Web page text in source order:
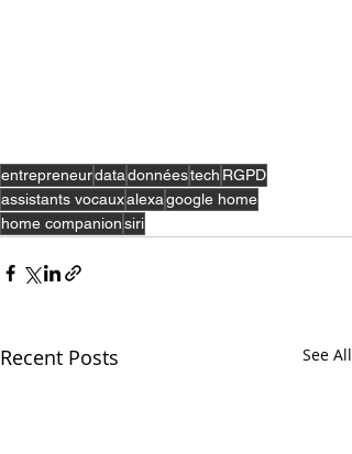
entrepreneurdatadonnéestech RGPD
assistants vocauxalexagoogle home
home companionsiri
Recent Posts See All